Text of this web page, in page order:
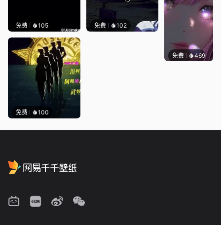
免费 105 免费 102
免费 100
免费 469辰东